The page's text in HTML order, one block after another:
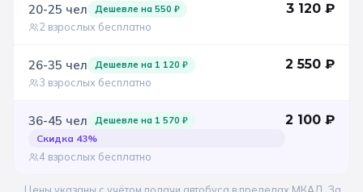
20-25 чел Дешевле на 550 ₽
2 взрослых бесплатно
3 120 ₽
26-35 чел Дешевле на 1 120 ₽
3 взрослых бесплатно
2 550 ₽
36-45 чел
Скидка 43%
Дешевле на 1 570 ₽
4 взрослых бесплатно
2 100 ₽